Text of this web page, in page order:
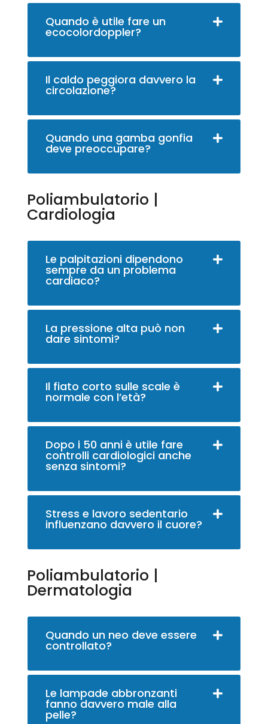
Quando è utile fare un
ecocolordoppler?
Il caldo peggiora davvero la
circolazione?
Quando una gamba gonfia
deve preoccupare?
Poliambulatorio |
Cardiologia
Le palpitazioni dipendono
sempre da un problema
cardiaco?
La pressione alta può non
dare sintomi?
Il fiato corto sulle scale è
normale con l’età?
Dopo i 50 anni è utile fare
controlli cardiologici anche
senza sintomi?
Stress e lavoro sedentario
influenzano davvero il cuore?
Poliambulatorio |
Dermatologia
Quando un neo deve essere
controllato?
Le lampade abbronzanti
fanno davvero male alla
pelle?